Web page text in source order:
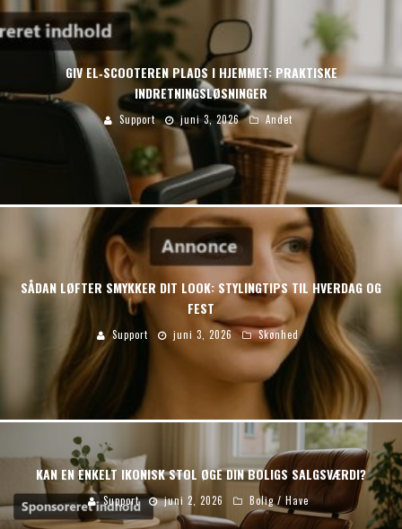
GIV EL‑SCOOTEREN PLADS I HJEMMET: PRAKTISKE
INDRETNINGSLØSNINGER
Support juni 3, 2026 Andet
SÅDAN LØFTER SMYKKER DIT LOOK: STYLINGTIPS TIL HVERDAG OG
FEST
Support juni 3, 2026 Skønhed
KAN EN ENKELT IKONISK STOL ØGE DIN BOLIGS SALGSVÆRDI?
Support juni 2, 2026 Bolig / Have